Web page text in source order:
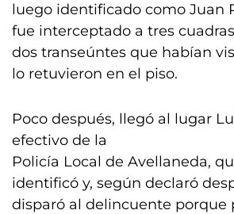
luego identificado como Juan
fue interceptado a tres
dos transeúntes que habían
lo retuvieron en el piso.
Poco después, llegó al lugar
efectivo de la
Policía Local de Avellaneda,
identificó y, según declaró
disparó al delincuente porque